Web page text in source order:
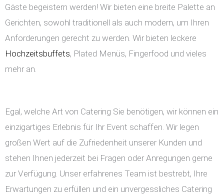
Gäste begeistern werden! Wir bieten eine breite Palette an
Gerichten, sowohl traditionell als auch modern, um Ihren
Anforderungen gerecht zu werden. Wir bieten leckere
Hochzeitsbuffets, Plated Menüs, Fingerfood und vieles
mehr an.
Egal, welche Art von Catering Sie benötigen, wir können ein
einzigartiges Erlebnis für Ihr Event schaffen. Wir legen
großen Wert auf die Zufriedenheit unserer Kunden und
stehen Ihnen jederzeit bei Fragen oder Anregungen gerne
zur Verfügung. Unser erfahrenes Team ist bestrebt, Ihre
Erwartungen zu erfüllen und ein unvergessliches Catering